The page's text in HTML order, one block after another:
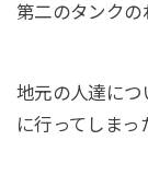
第二のタンク
地元の人達につ
に行ってしまっ